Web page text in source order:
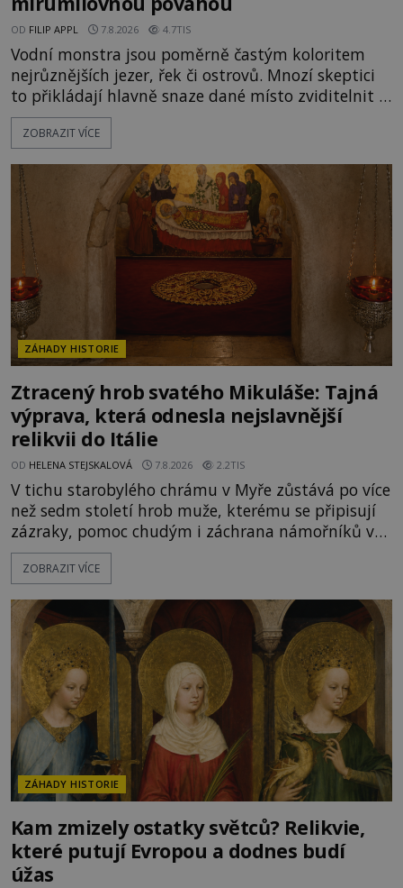
OD FILIP APPL 7.8.2026 4.7TIS
Vodní monstra jsou poměrně častým koloritem
nejrůznějších jezer, řek či ostrovů. Mnozí skeptici
to přikládají hlavně snaze dané místo zviditelnit a
přitáhnout k němu pozornost záhadám
nakloněných turistů. Je to také případ kyperského
legendami o něm ukrývat nějaký pravdivý základ?
V blízkosti Mysu Greco, jak se přez
ZOBRAZIT VÍCE
ZÁHADY HISTORIE
Ztracený hrob svatého Mikuláše: Tajná
výprava, která odnesla nejslavnější
relikvii do Itálie
OD HELENA STEJSKALOVÁ 7.8.2026 2.2TIS
V tichu starobylého chrámu v Myře zůstává po více
než sedm století hrob muže, kterému se připisují
zázraky, pomoc chudým i záchrana námořníků v
bouřích. Pak ale přichází rok 1087 a klidné místo
se mění v dějiště podivné noční výpravy. Skupina
Mikuláše a odváží jeho ostatky přes moře do Bari.
Je to zbožná záchrana před nebezpečím, nebo
promyšlená krádež,
ZOBRAZIT VÍCE
ZÁHADY HISTORIE
Kam zmizely ostatky světců? Relikvie,
které putují Evropou a dodnes budí
úžas